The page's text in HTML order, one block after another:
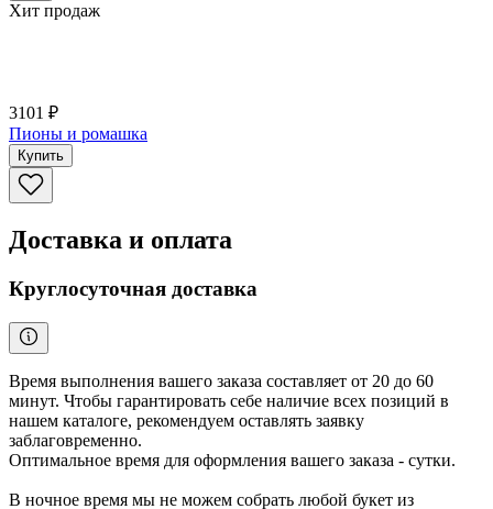
Хит продаж
3101 ₽
Пионы и ромашка
Купить
Доставка и оплата
Круглосуточная доставка
Время выполнения вашего заказа составляет от 20 до 60
минут. Чтобы гарантировать себе наличие всех позиций в
нашем каталоге, рекомендуем оставлять заявку
заблаговременно.
Оптимальное время для оформления вашего заказа - сутки.
В ночное время мы не можем собрать любой букет из